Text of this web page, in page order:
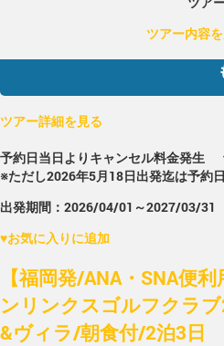
ツアー内容
ツアー詳細を見る
予約日当日よりキャンセル料金発生
※ただし2026年5月18日出発迄は予約
出発期間：2026/04/01～2027/03/31
♥お気に入りに追加
【福岡発/ANA・SNA便
ンリンクスゴルフクラ
&ヴィラ/朝食付/2泊3日